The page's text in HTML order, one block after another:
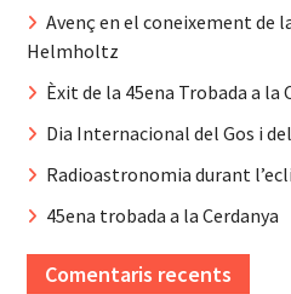
Avenç en el coneixement
Helmholtz
Èxit de la 45ena Trobada a la
Dia Internacional del Gos i
Radioastronomia durant
45ena trobada a la Cerdanya
Comentaris recents